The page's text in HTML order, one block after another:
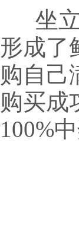
坐立
形成了
购自己
购买成
100%